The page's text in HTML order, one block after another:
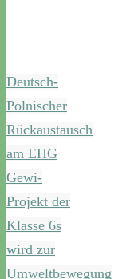
Deutsch-
Polnischer
Rückaustausch
am EHG
Gewi-
Projekt der
Klasse 6s
wird zur
Umweltbewegung